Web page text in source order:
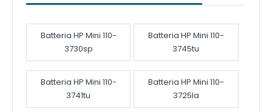
Batteria HP Mini 110-
3730sp
Batteria HP Mini 110-
3745tu
Batteria HP Mini 110-
3741tu
Batteria HP Mini 110-
3725la